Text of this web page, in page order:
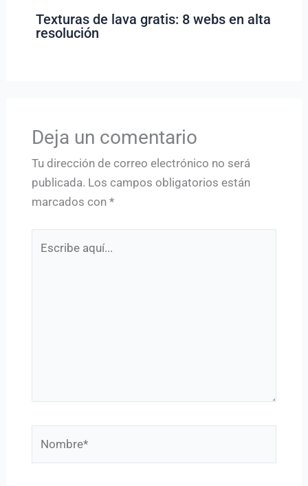
Texturas de lava gratis: 8 webs en alta
resolución
Deja un comentario
Tu dirección de correo electrónico no será
publicada. Los campos obligatorios están
marcados con *